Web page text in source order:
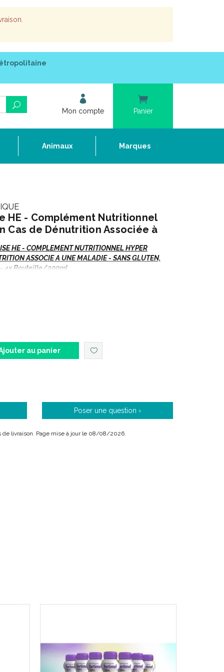
Mon compte Panier
Animaux Marques
HE - Complément Nutritionnel
Cas de Dénutrition Associée à
HE - COMPLEMENT NUTRITIONNEL HYPER
ASSOCIE A UNE MALADIE - SANS GLUTEN,
- 4x Bouteille/200ml
dénutrition associée à une maladie.
nutritionnel oral hyperénergétique, non lacté,
au panier
Poser une question ›
de livraison. Page mise à jour le 08/08/2026.